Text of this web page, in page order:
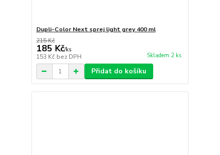
Dupli-Color Next sprej light grey 400 ml
215 Kč
185 Kč/ks
153 Kč bez DPH Skladem 2 ks
Přidat do košíku